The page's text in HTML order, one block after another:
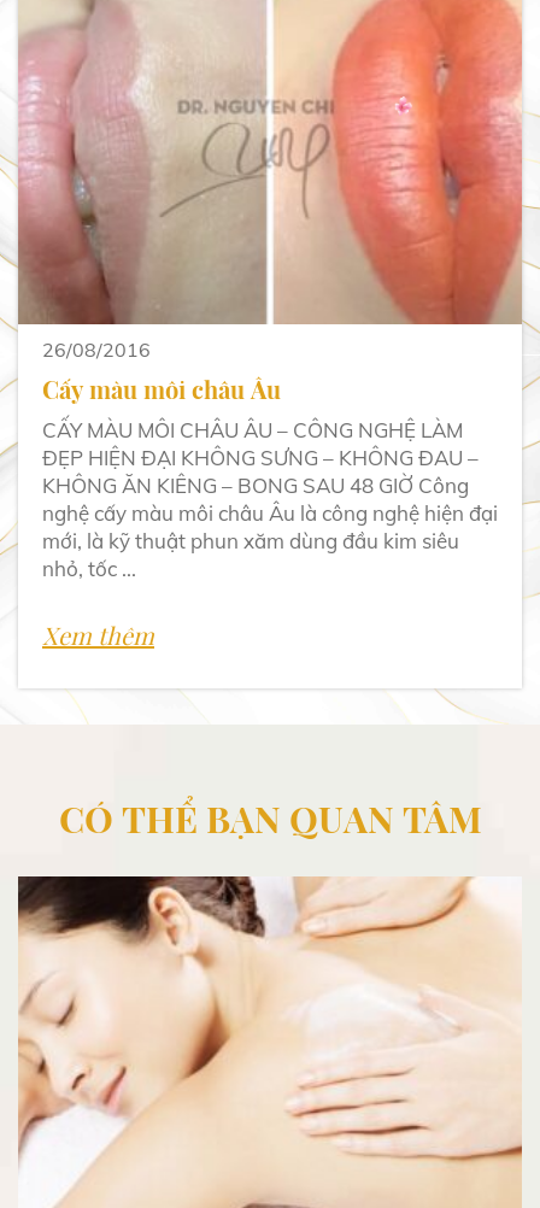
26/08/2016
Cấy màu môi châu Âu
CẤY MÀU MÔI CHÂU ÂU – CÔNG NGHỆ LÀM
ĐẸP HIỆN ĐẠI KHÔNG SƯNG – KHÔNG ĐAU –
KHÔNG ĂN KIÊNG – BONG SAU 48 GIỜ Công
nghệ cấy màu môi châu Âu là công nghệ hiện đại
mới, là kỹ thuật phun xăm dùng đầu kim siêu
nhỏ, tốc ...
Xem thêm
CÓ THỂ BẠN QUAN TÂM